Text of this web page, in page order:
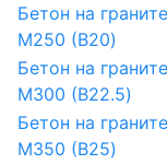
Бетон на граните
М250 (B20)
Бетон на граните
М300 (B22.5)
Бетон на граните
М350 (B25)